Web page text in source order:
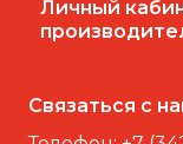
Личный
Связаться с